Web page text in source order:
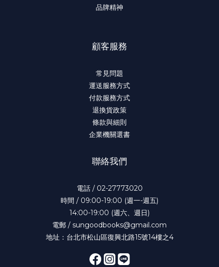
品牌精神
顧客服務
常見問題
運送服務方式
付款服務方式
退換貨政策
條款與細則
企業機關選書
聯絡我們
電話 / 02-27773020
時間 / 09:00-19:00 (週一-週五)
14:00-19:00 (週六、週日)
電郵 / sungoodbooks@gmail.com
地址：台北市松山區復興北路15號14樓之4